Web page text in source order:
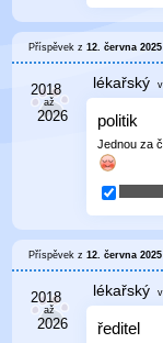
Příspěvek z12. června 2025
lékařský
politik
Jednou za
Příspěvek z12. června 2025
lékařský
ředitel